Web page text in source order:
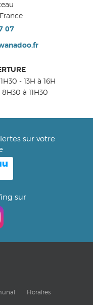
France
07
- 13H à 16H
à 11H30
sur votre
sur
Horaires